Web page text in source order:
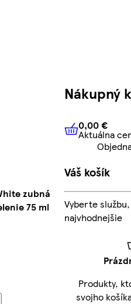
zubná
75 ml
Nákupný
0,00 €
0,00 €
Aktuálna
Váš košík
Vyberte
najvhodnejšie
Produkty,
svojho